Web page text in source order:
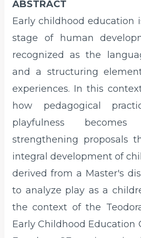
ABSTRACT
Early childhood education
stage of human
recognized as the
and a structuring
experiences. In this
how pedagogical
playfulness
strengthening proposals
integral development of
derived from a Master's
to analyze play as a
the context of the
Early Childhood Education